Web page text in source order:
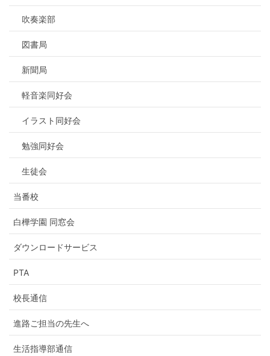
吹奏楽部
図書局
新聞局
軽音楽同好会
イラスト同好会
勉強同好会
生徒会
当番校
白樺学園 同窓会
ダウンロードサービス
PTA
校長通信
進路ご担当の先生へ
生活指導部通信